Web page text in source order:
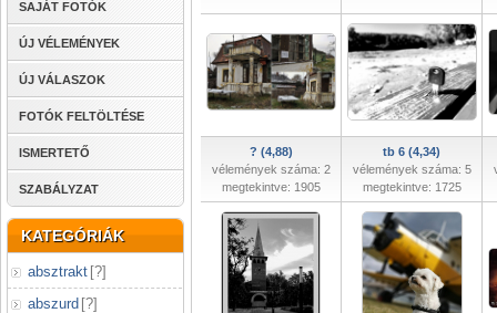
SAJÁT FOTÓK
ÚJ VÉLEMÉNYEK
ÚJ VÁLASZOK
FOTÓK FELTÖLTÉSE
ISMERTETŐ
SZABÁLYZAT
KATEGÓRIÁK
absztrakt [?]
abszurd [?]
? (4,88)
vélemények száma: 2
megtekintve: 1905
tb 6 (4,34)
vélemények száma: 5
megtekintve: 1725